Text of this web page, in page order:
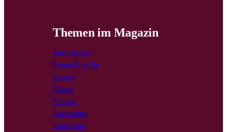
Themen im Magazin
Ausflugsziele
Fasern & Stoffe
Internes
Podcast
Portraits
Produzenten
Standpunkt